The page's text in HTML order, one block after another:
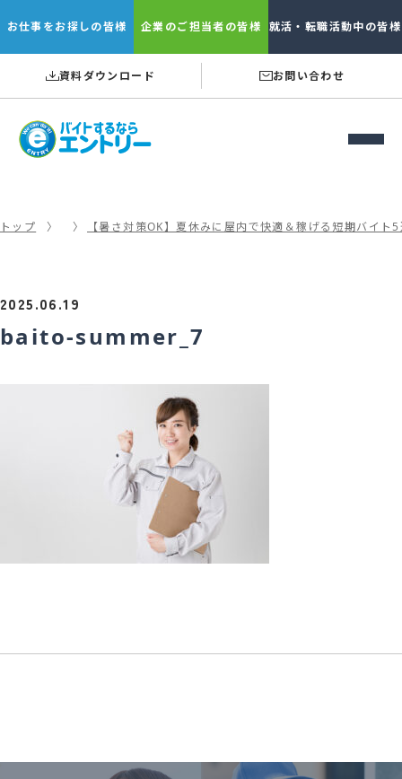
お仕事をお探しの皆様 企業のご担当者の皆様 就活・転職活動中の皆様
資料ダウンロード お問い合わせ
トップ 【暑さ対策OK】夏休みに屋内で快適＆稼げる短期バイト
2025.06.19
baito-summer_7